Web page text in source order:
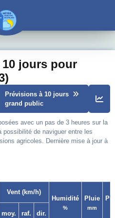
jours pour
Prévisions à 10 jours
grand public
avec un pas de 3 heures sur la
de naviguer entre les
agricoles. Dernière mise à jour à
Vent (km/h)
Humidité
%
Pluie
mm
moy. raf. dir.